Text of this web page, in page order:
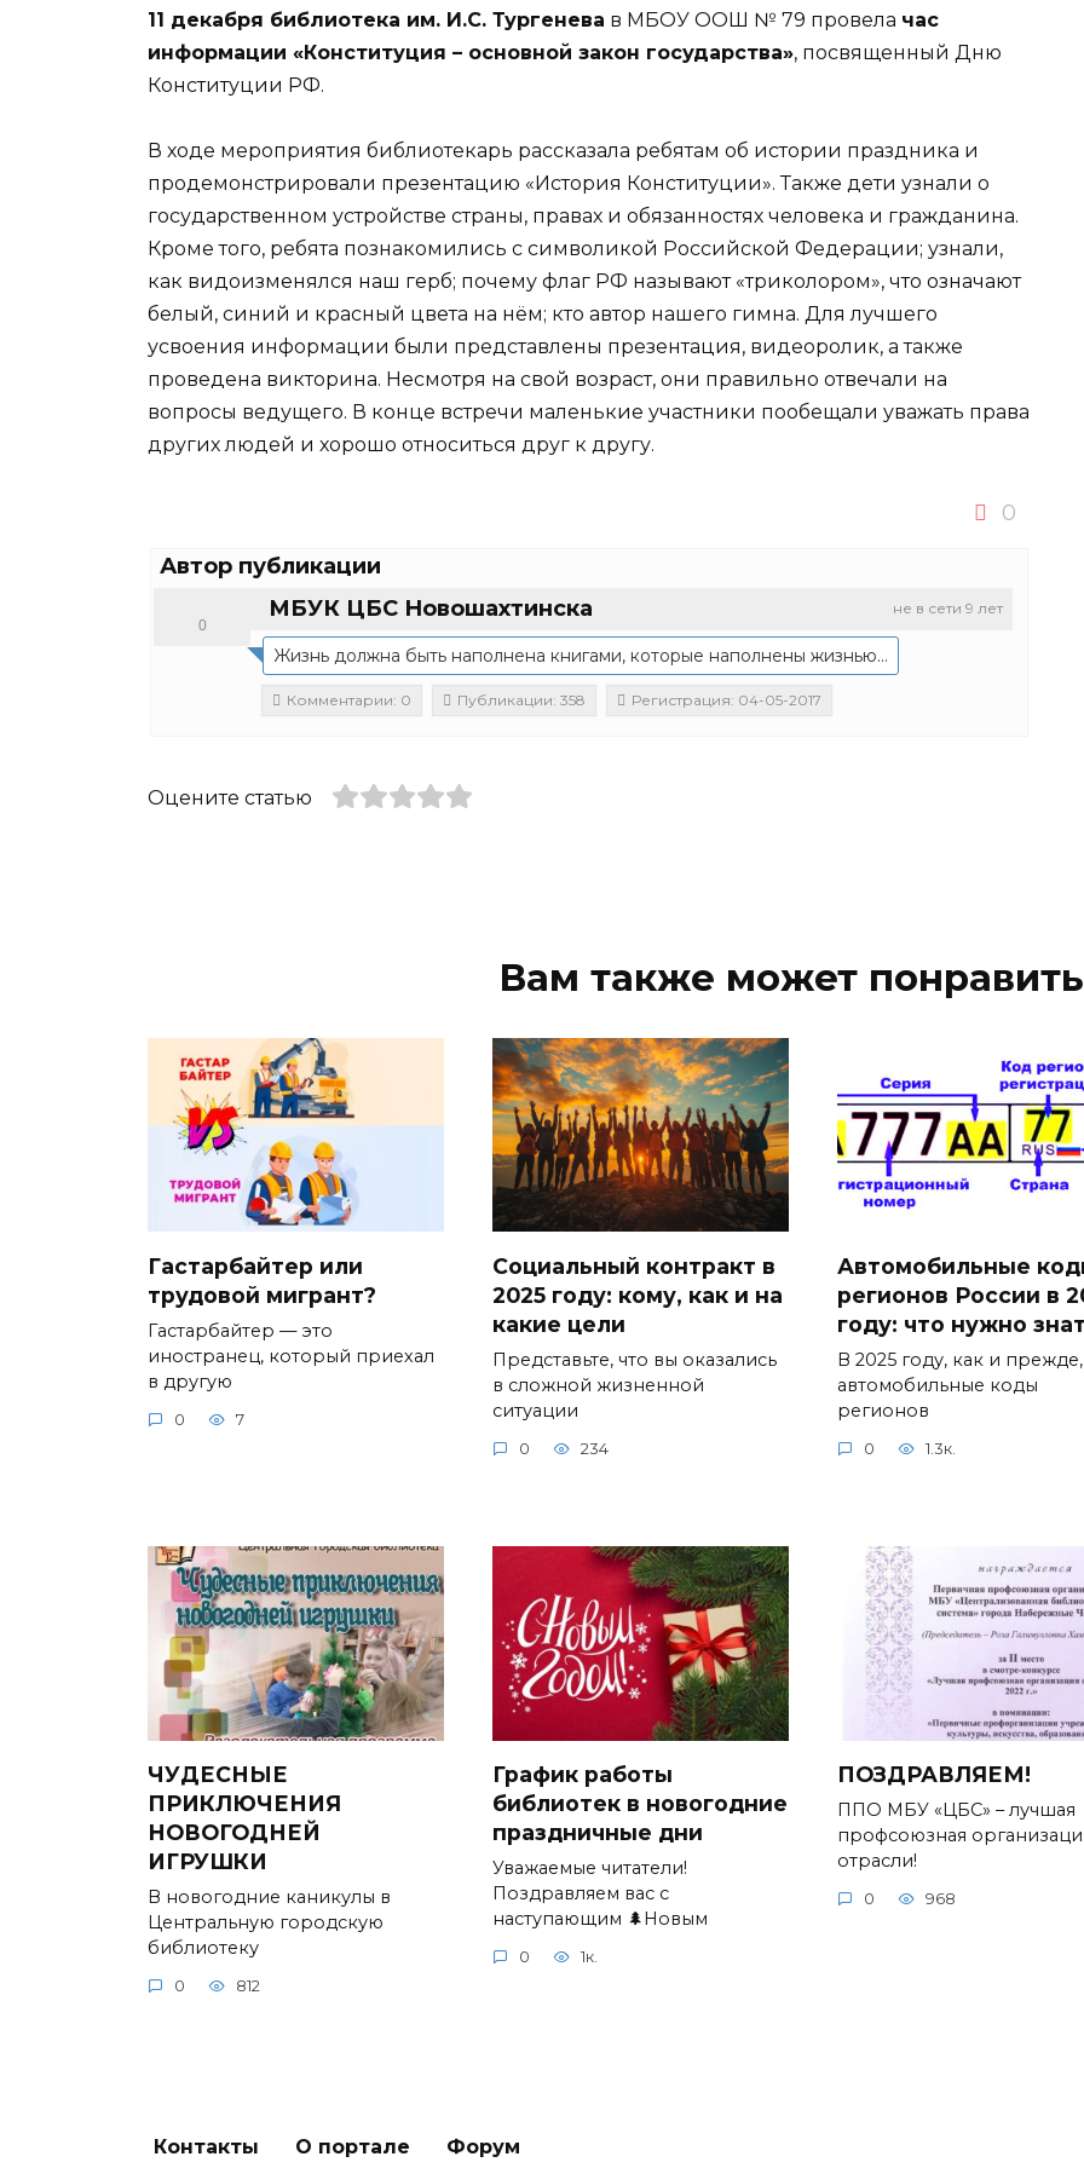
11 декабря библиотека им. И.С. Тургенева в МБОУ ООШ № 79 провела час
информации «Конституция – основной закон государства», посвященный Дню
Конституции РФ.
В ходе мероприятия библиотекарь рассказала ребятам об истории праздника и
продемонстрировали презентацию «История Конституции». Также дети узнали о
государственном устройстве страны, правах и обязанностях человека и гражданина.
Кроме того, ребята познакомились с символикой Российской Федерации; узнали,
как видоизменялся наш герб; почему флаг РФ называют «триколором», что означают
белый, синий и красный цвета на нём; кто автор нашего гимна. Для лучшего
усвоения информации были представлены презентация, видеоролик, а также
проведена викторина. Несмотря на свой возраст, они правильно отвечали на
вопросы ведущего. В конце встречи маленькие участники пообещали уважать права
других людей и хорошо относиться друг к другу.
0
Автор публикации
не в сети 9 лет
МБУК ЦБС Новошахтинска
0
Жизнь должна быть наполнена книгами, которые наполнены жизнью...
Комментарии: 0 Публикации: 358 Регистрация: 04-05-2017
Оцените статью
Вам также может
Гастарбайтер или
трудовой мигрант?
Гастарбайтер — это
иностранец, который приехал
в другую
0 7
Социальный контракт в
2025 году: кому, как и на
какие цели
Представьте, что вы оказались
в сложной жизненной
ситуации
0 234
Автомобильные
регионов России в
году: что нужно
В 2025 году, как и прежде,
автомобильные коды
регионов
0 1.3к.
ЧУДЕСНЫЕ
ПРИКЛЮЧЕНИЯ
НОВОГОДНЕЙ
ИГРУШКИ
В новогодние каникулы в
Центральную городскую
библиотеку
0 812
График работы
библиотек в новогодние
праздничные дни
Уважаемые читатели!
Поздравляем вас с
наступающим 🌲Новым
0 1к.
ПОЗДРАВЛЯЕМ!
ППО МБУ «ЦБС» – лучшая
профсоюзная
отрасли!
0 968
Контакты О портале Форум